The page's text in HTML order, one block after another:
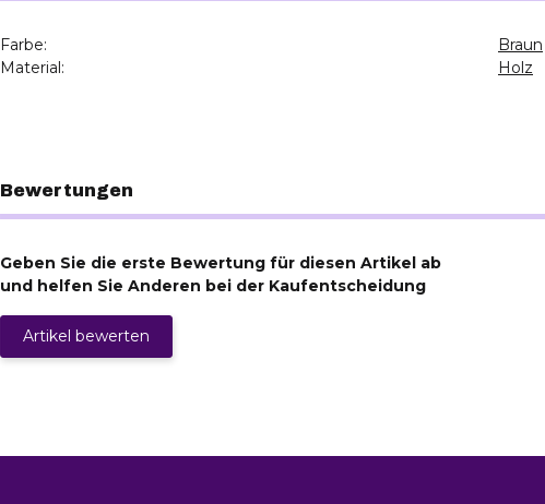
Farbe:
Braun
Material:
Holz
Bewertungen
Geben Sie die erste Bewertung für diesen Artikel ab
und helfen Sie Anderen bei der Kaufentscheidung
Artikel bewerten